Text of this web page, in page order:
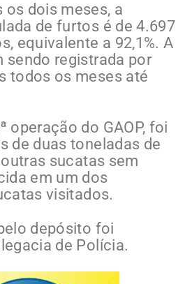
os dois meses, a
de furtos é de 4.697
equivalente a 92,1%. A
sendo registrada por
todos os meses até
operação do GAOP, foi
de duas toneladas de
sucatas sem
em um dos
visitados.
depósito foi
de Polícia.